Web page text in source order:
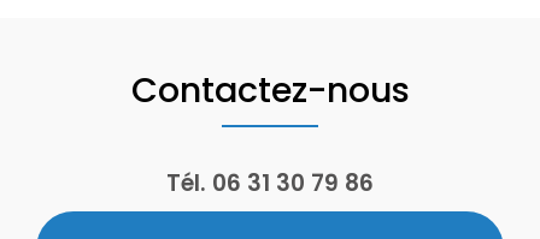
Contactez-nous
Tél. 06 31 30 79 86